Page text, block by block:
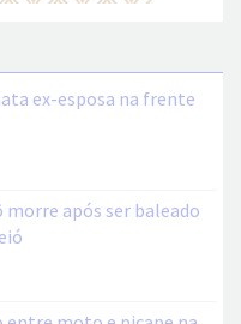
ex-esposa na frente
após ser baleado